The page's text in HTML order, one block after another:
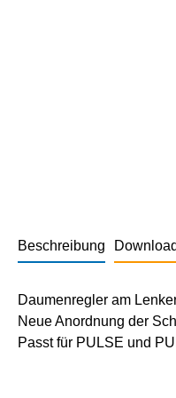
Beschreibung
Daumenregler am
Neue Anordnung der
Passt für PULSE und